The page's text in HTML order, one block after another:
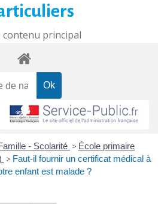
contenu principal
- Scolarité > École primaire
> Faut-il fournir un certificat médical à
enfant est malade ?